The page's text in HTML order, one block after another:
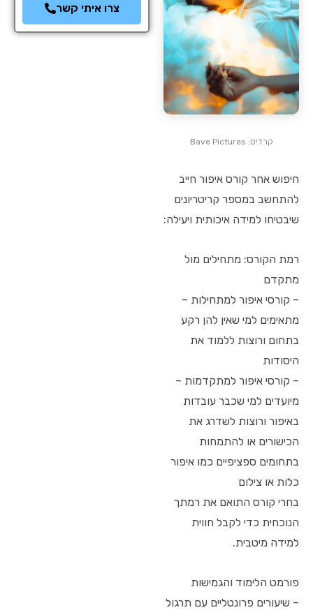
קרדיט: Bave Pictures
חיפוש אחר קורס איפור חייב
להתחשב במספר קריטריונים
שיבטיחו למידה איכותית ויעילה:
רמת הקורס: מתחילים מול
מתקדם
– קורסי איפור למתחילות –
מתאימים למי שאין להן רקע
בתחום ורוצות ללמוד את
היסודות
– קורסי איפור למתקדמות –
מיועדים למי שכבר עובדות
באיפור ורוצות לשדרג את
הכישורים או להתמחות
בתחומים ספציפיים כמו איפור
כלות או צילום
בחרי קורס התואם את רמתך
הנוכחית כדי לקבל חווית
למידה מיטבית.
פורמט הלימוד והגמישות
– שיעורים פרונטליים עם תרגול
צרו איתי קשר